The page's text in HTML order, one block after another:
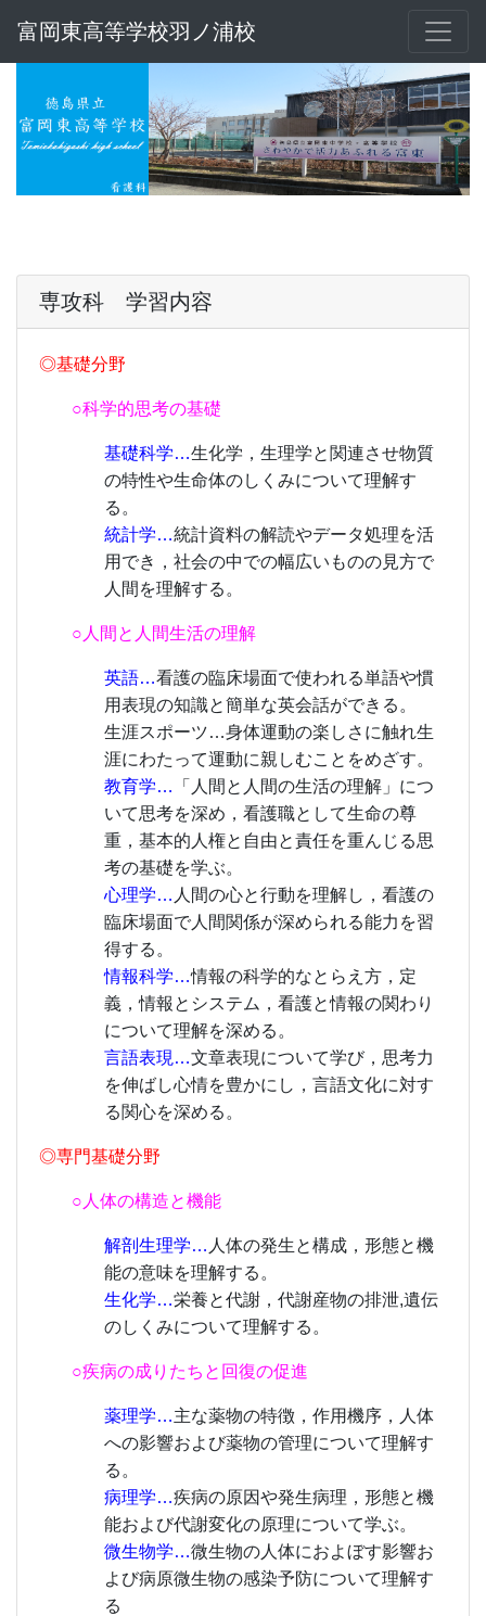
富岡東高等学校羽ノ浦校
専攻科 学習内容
◎基礎分野
○科学的思考の基礎
基礎科学…生化学，生理学と関連させ物質
の特性や生命体のしくみについて理解す
る。
統計学…統計資料の解読やデータ処理を活
用でき，社会の中での幅広いものの見方で
人間を理解する。
○人間と人間生活の理解
英語…看護の臨床場面で使われる単語や慣
用表現の知識と簡単な英会話ができる。
生涯スポーツ…身体運動の楽しさに触れ生
涯にわたって運動に親しむことをめざす。
教育学…
「人間と人間の生活の理解」につ
いて思考を深め，看護職として生命の尊
重，基本的人権と自由と責任を重んじる思
考の基礎を学ぶ。
心理学… 人間の心と行動を理解し，看護の
臨床場面で人間関係が深められる能力を習
得する。
情報科学…情報の科学的なとらえ方，定
義，情報とシステム，看護と情報の関わり
について理解を深める。
言語表現…文章表現について学び，思考力
を伸ばし心情を豊かにし，言語文化に対す
る関心を深める。
◎専門基礎分野
○人体の構造と機能
解剖生理学… 人体の発生と構成，形態と機
能の意味を理解する。
生化学…栄養と代謝，代謝産物の排泄,遺伝
のしくみについて理解する。
○疾病の成りたちと回復の促進
薬理学…主な薬物の特徴，作用機序，人体
への影響および薬物の管理について理解す
る。
病理学…疾病の原因や発生病理，形態と機
能および代謝変化の原理について学ぶ。
微生物学…微生物の人体におよぼす影響お
よび病原微生物の感染予防について理解す
る